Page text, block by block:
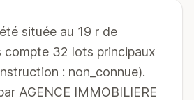
située au 19 r de
compte 32 lots principaux
: non_connue).
AGENCE IMMOBILIERE